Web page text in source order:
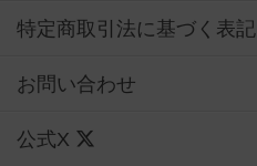
特定商取引法に基づく表記
お問い合わせ
公式X